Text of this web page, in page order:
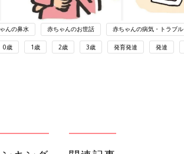
んの鼻水 赤ちゃんのお世話 赤ちゃんの病気・トラブル
0歳 1歳 2歳 3歳 発育発達 発達